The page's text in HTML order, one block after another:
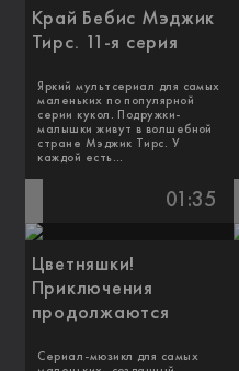
Край Бебис Мэджик
Тирс. 11-я серия
Яркий мультсериал для самых
маленьких по популярной
серии кукол. Подружки-
малышки живут в волшебной
стране Мэджик Тирс. У
каждой есть...
01:35
Цветняшки!
Приключения
продолжаются
Сериал-мюзикл для самых